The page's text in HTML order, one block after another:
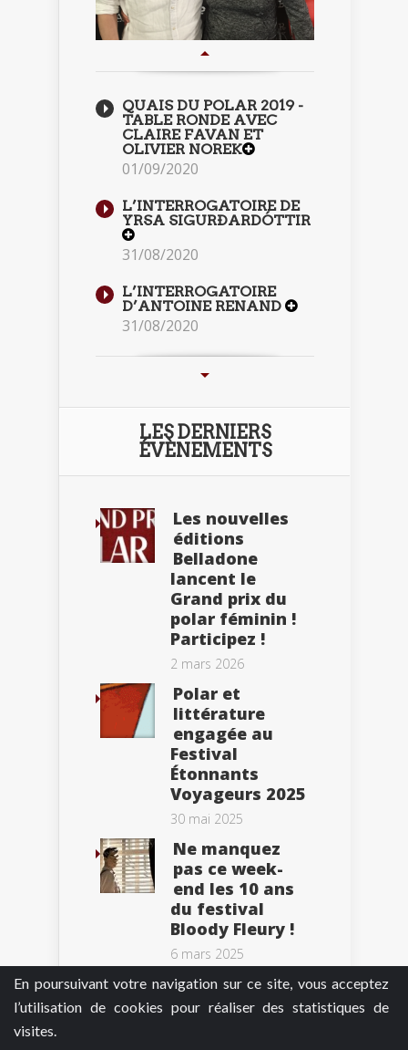
En poursuivant votre navigation sur ce site, vous acceptez
l’utilisation de cookies pour réaliser des statistiques de
visites.
QUAIS DU POLAR 2019 -
TABLE RONDE AVEC
CLAIRE FAVAN ET
OLIVIER NOREK
01/09/2020
L’INTERROGATOIRE DE
YRSA SIGURÐARDÓTTIR
31/08/2020
L’INTERROGATOIRE
D’ANTOINE RENAND
31/08/2020
LES DERNIERS
ÉVÈNEMENTS
Les nouvelles
éditions
Belladone
lancent le
Grand prix du
polar féminin !
Participez !
2 mars 2026
Polar et
littérature
engagée au
Festival
Étonnants
Voyageurs 2025
30 mai 2025
Ne manquez
pas ce week-
end les 10 ans
du festival
Bloody Fleury !
6 mars 2025